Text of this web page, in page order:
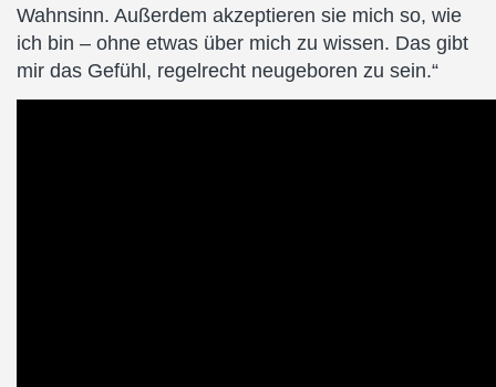
Wahnsinn. Außerdem akzeptieren sie mich so, wie
ich bin – ohne etwas über mich zu wissen. Das gibt
mir das Gefühl, regelrecht neugeboren zu sein.“